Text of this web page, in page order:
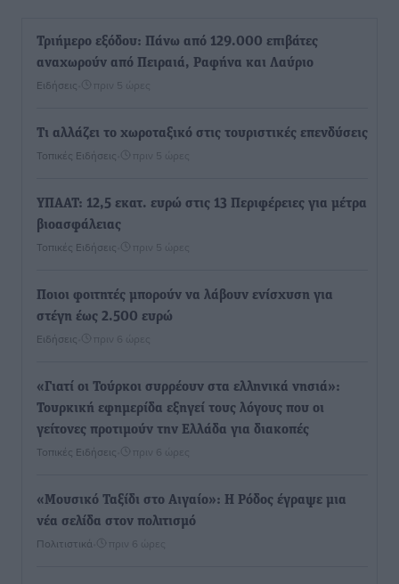
Τριήμερο εξόδου: Πάνω από 129.000 επιβάτες
αναχωρούν από Πειραιά, Ραφήνα και Λαύριο
Ειδήσεις πριν 5 ώρες
Τι αλλάζει το χωροταξικό στις τουριστικές επενδύσεις
Τοπικές Ειδήσεις πριν 5 ώρες
ΥΠΑΑΤ: 12,5 εκατ. ευρώ στις 13 Περιφέρειες για μέτρα
βιοασφάλειας
Τοπικές Ειδήσεις πριν 5 ώρες
Ποιοι φοιτητές μπορούν να λάβουν ενίσχυση για
στέγη έως 2.500 ευρώ
Ειδήσεις πριν 6 ώρες
«Γιατί οι Τούρκοι συρρέουν στα ελληνικά νησιά»:
Τουρκική εφημερίδα εξηγεί τους λόγους που οι
γείτονες προτιμούν την Ελλάδα για διακοπές
Τοπικές Ειδήσεις πριν 6 ώρες
«Μουσικό Ταξίδι στο Αιγαίο»: Η Ρόδος έγραψε μια
νέα σελίδα στον πολιτισμό
Πολιτιστικά πριν 6 ώρες